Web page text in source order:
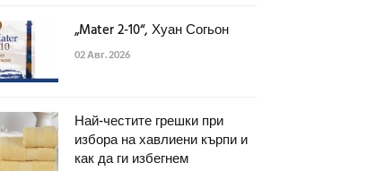
„Mater 2-10“, Хуан Согьон
02 Авг. 2026
Най-честите грешки при
избора на хавлиени кърпи и
как да ги избегнем